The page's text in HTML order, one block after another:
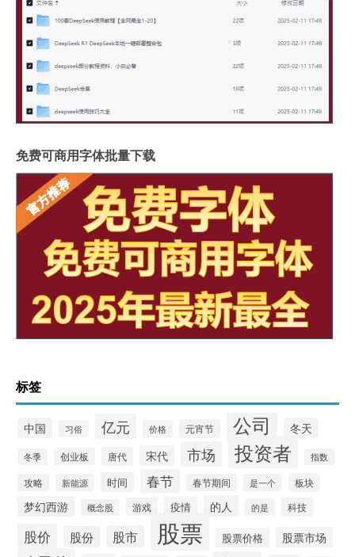
免费可商用字体批量下载
标签
中国 习俗 亿元 价格 元宵节 公司 冬天
冬季 创业板 唐代 宋代 市场 投资者 指数
攻略 新能源 时间 春节 春节期间 是一个 板块
梦幻西游 概念股 游戏 疫情 的人 的是 科技
股价 股份 股市 股票 股票价格 股票市场